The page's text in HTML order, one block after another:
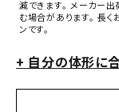
減できます。 メーカー
む場合があります。 長
ンです。
+ 自分の体形に